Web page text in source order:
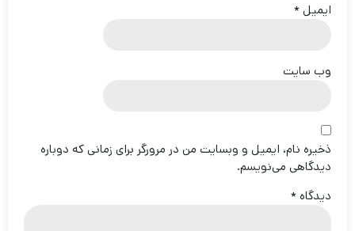
ایمیل*
وب‌ سایت
ذخیره نام، ایمیل و وبسایت من در مرورگر برای زمانی که دوباره
دیدگاهی می‌نویسم.
دیدگاه*